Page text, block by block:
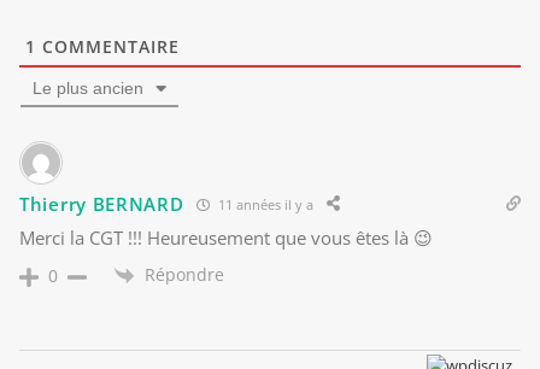
1 COMMENTAIRE
Le plus ancien
Thierry BERNARD 11 années il y a
Merci la CGT !!! Heureusement que vous êtes là 😉
0 Répondre